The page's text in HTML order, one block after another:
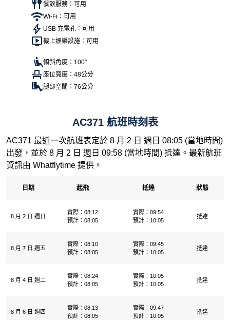
餐飲服務：可用
Wi-Fi：可用
USB 充電孔：可用
機上娛樂設施：可用
傾斜角度：100°
座位寬度：48公分
腿部空間：76公分
AC371 航班時刻表
AC371 最近一次航班表定於 8 月 2 日 週日 08:05 (當地時間)
出發，並於 8 月 2 日 週日 09:58 (當地時間) 抵達。最新航班
資訊由 Whatflytime 提供。
日期 起飛 抵達 狀態
8 月 2 日 週日
實際：08:12
預計：08:05
實際：09:54
預計：10:05
抵達
8 月 7 日 週五
實際：08:10
預計：08:05
實際：09:45
預計：10:05
抵達
8 月 4 日 週二
實際：08:24
預計：08:05
實際：10:05
預計：10:05
抵達
8 月 6 日 週四
實際：08:13
預計：08:05
實際：09:47
預計：10:05
抵達